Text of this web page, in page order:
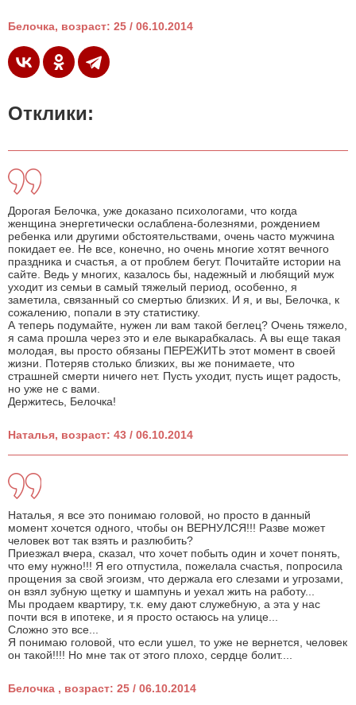
Белочка, возраст: 25 / 06.10.2014
Отклики:
Дорогая Белочка, уже доказано психологами, что когда
женщина энергетически ослаблена-болезнями, рождением
ребенка или другими обстоятельствами, очень часто мужчина
покидает ее. Не все, конечно, но очень многие хотят вечного
праздника и счастья, а от проблем бегут. Почитайте истории на
сайте. Ведь у многих, казалось бы, надежный и любящий муж
уходит из семьи в самый тяжелый период, особенно, я
заметила, связанный со смертью близких. И я, и вы, Белочка, к
сожалению, попали в эту статистику.
А теперь подумайте, нужен ли вам такой беглец? Очень тяжело,
я сама прошла через это и еле выкарабкалась. А вы еще такая
молодая, вы просто обязаны ПЕРЕЖИТЬ этот момент в своей
жизни. Потеряв столько близких, вы же понимаете, что
страшней смерти ничего нет. Пусть уходит, пусть ищет радость,
но уже не с вами.
Держитесь, Белочка!
Наталья, возраст: 43 / 06.10.2014
Наталья, я все это понимаю головой, но просто в данный
момент хочется одного, чтобы он ВЕРНУЛСЯ!!! Разве может
человек вот так взять и разлюбить?
Приезжал вчера, сказал, что хочет побыть один и хочет понять,
что ему нужно!!! Я его отпустила, пожелала счастья, попросила
прощения за свой эгоизм, что держала его слезами и угрозами,
он взял зубную щетку и шампунь и уехал жить на работу...
Мы продаем квартиру, т.к. ему дают служебную, а эта у нас
почти вся в ипотеке, и я просто остаюсь на улице...
Сложно это все...
Я понимаю головой, что если ушел, то уже не вернется, человек
он такой!!!! Но мне так от этого плохо, сердце болит....
Белочка , возраст: 25 / 06.10.2014